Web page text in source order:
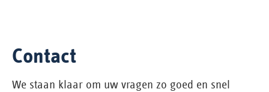
Contact
We staan klaar om uw vragen zo goed en snel